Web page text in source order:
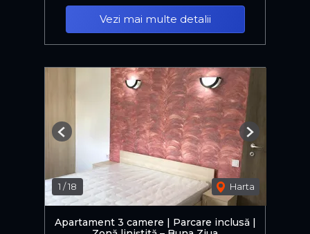
Vezi mai multe detalii
1 /18 Harta
Previous Next
Apartament 3 camere | Parcare inclusă |